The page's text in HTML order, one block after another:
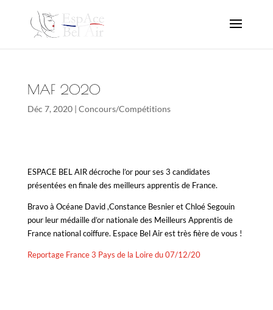
MAF 2020
Déc 7, 2020| Concours/Compétitions
ESPACE BEL AIR décroche l’or pour ses 3 candidates
présentées en finale des meilleurs apprentis de France.
Bravo à Océane David ,Constance Besnier et Chloé Segouin
pour leur médaille d’or nationale des Meilleurs Apprentis de
France national coiffure. Espace Bel Air est très fière de vous !
Reportage France 3 Pays de la Loire du 07/12/20